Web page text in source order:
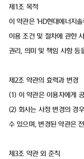
제1조 목적
이 약관은 'HD현대에너지
이용 조건 및 절차에 관한
권리, 의미 및 책임 사항 등
제2조 약관의 효력과 변경
(1) 이 약관은 이용자에게
(2) 회사는 사정 변경의 경
수 있으며, 변경된 약관은
제3조 약관 외 준칙